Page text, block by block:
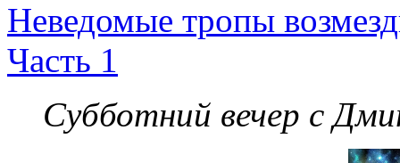
Неведомые тропы
Часть 1
Субботний вечер с